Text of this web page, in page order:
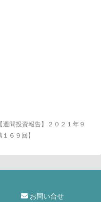
【週間投資報告】２０２１年９
６９回】
お問い合せ